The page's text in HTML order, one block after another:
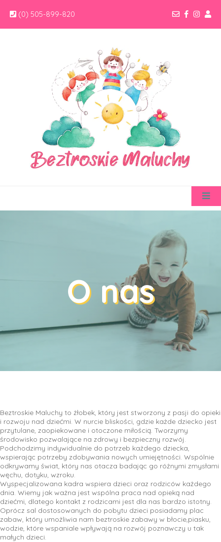
(0) 505-899-820
O nas
Beztroskie Maluchy to żłobek, który jest stworzony z pasji do opieki
i rozwoju nad dziećmi. W nurcie bliskości, gdzie każde dziecko jest
przytulane, zaopiekowane i otoczone miłością. Tworzymy
środowisko pozwalające na zdrowy i bezpieczny rozwój.
Podchodzimy indywidualnie do potrzeb każdego dziecka,
wspierając potrzeby zdobywania nowych umiejętności. Wspólnie
odkrywamy świat, który nas otacza badając go różnymi zmysłami
węchu, dotyku, wzroku.
Wyspecjalizowana kadra wspiera dzieci oraz rodziców każdego
dnia. Wiemy jak ważna jest wspólna praca nad opieką nad
dziećmi, dlatego kontakt z rodzicami jest dla nas bardzo istotny.
Oprócz sal dostosowanych do pobytu dzieci posiadamy plac
zabaw, który umożliwia nam beztroskie zabawy w błocie,piasku,
wodzie, które wspaniale wpływają na rozwój poznawczy u tak
małych dzieci.